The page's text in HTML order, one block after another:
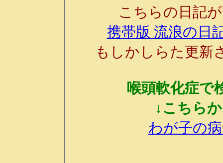
こちらの日記
携帯版 流浪の日
もしかしらた更新
喉頭軟化症で
↓こちら
わが子の